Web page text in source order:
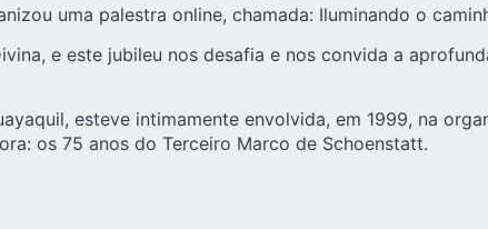
uma palestra online, chamada: Iluminando o
e este jubileu nos desafia e nos convida a
esteve intimamente envolvida, em 1999, na
os 75 anos do Terceiro Marco de Schoenstatt.